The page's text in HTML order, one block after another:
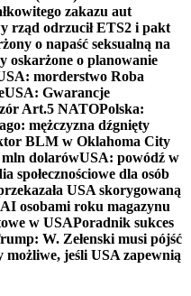
zakazu aut
rząd odrzucił ETS2 i pakt
o napaść seksualną na
oskarżone o planowanie
morderstwo Roba
USA: Gwarancje
Art.5 NATOPolska:
mężczyzna dźgnięty
BLM w Oklahoma City
mln dolarówUSA: powódź w
społecznościowe dla osób
USA skorygowaną
osobami roku magazynu
w USAPoradnik sukces
W. Zełenski musi pójść
możliwe, jeśli USA zapewnią